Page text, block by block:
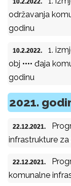
10.2.2022.
održavanja
godinu
10.2.2022.
1.
obj •••• đaja
godinu
2021.
22.12.2021.
infrastrukture
22.12.2021.
komunalne